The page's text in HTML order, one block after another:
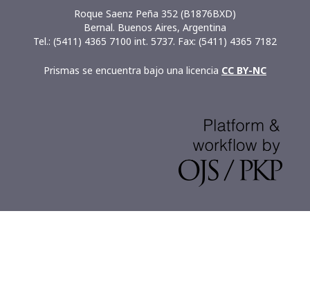
Roque Saenz Peña 352 (B1876BXD)
Bernal. Buenos Aires, Argentina
Tel.: (5411) 4365 7100 int. 5737. Fax: (5411) 4365 7182
Prismas se encuentra bajo una licencia CC BY-NC